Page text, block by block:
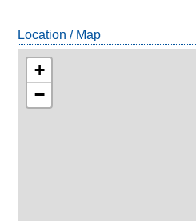
Location / Map
+
−